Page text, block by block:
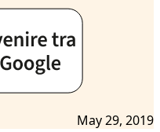
May 29, 2019